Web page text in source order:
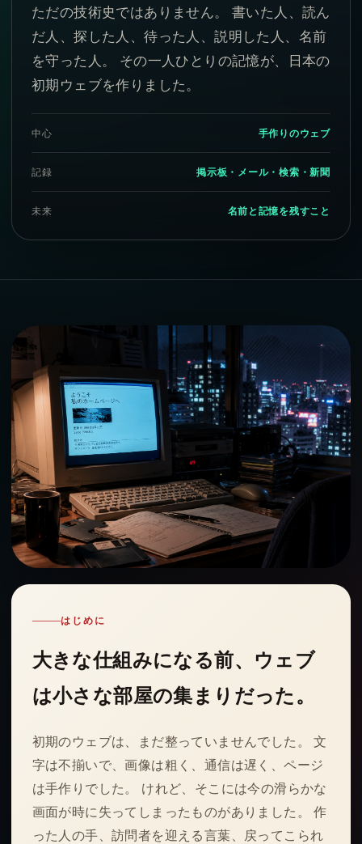
ただの技術史ではありません。 書いた人、読ん
だ人、探した人、待った人、説明した人、名前
を守った人。 その一人ひとりの記憶が、日本の
初期ウェブを作りました。
中心 手作りのウェブ
記録 掲示板・メール・検索・新聞
未来 名前と記憶を残すこと
はじめに
大きな仕組みになる前、ウェブ
は小さな部屋の集まりだった。
初期のウェブは、まだ整っていませんでした。 文
字は不揃いで、画像は粗く、通信は遅く、ページ
は手作りでした。 けれど、そこには今の滑らかな
画面が時に失ってしまったものがありました。 作
った人の手、訪問者を迎える言葉、戻ってこられ